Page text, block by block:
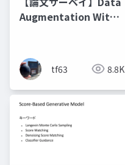
Augmentation With
tf63 8.8K